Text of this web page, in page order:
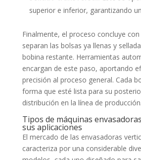
superior e inferior, garantizando
Finalmente, el proceso concluye
separan las bolsas ya llenas y
bobina restante. Herramientas
encargan de este paso, aportando
precisión al proceso general. Cada
forma que esté lista para su
distribución en la línea de producción.
Tipos de máquinas
sus aplicaciones
El mercado de las envasadoras
caracteriza por una considerable